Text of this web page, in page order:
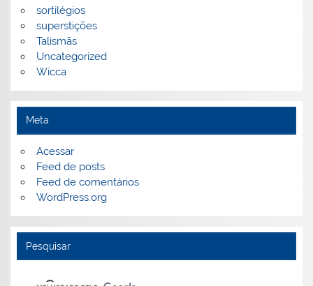
sortilégios
superstições
Talismãs
Uncategorized
Wicca
Meta
Acessar
Feed de posts
Feed de comentários
WordPress.org
Pesquisar